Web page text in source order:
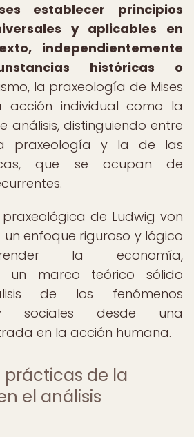
establecer principios
y aplicables en
independientemente
históricas o
la praxeología de Mises
individual como la
análisis, distinguiendo entre
praxeología y la de las
que se ocupan de
de Ludwig von
un enfoque riguroso y lógico
la economía,
un marco teórico sólido
de los fenómenos
sociales desde una
en la acción humana.
de la
el análisis